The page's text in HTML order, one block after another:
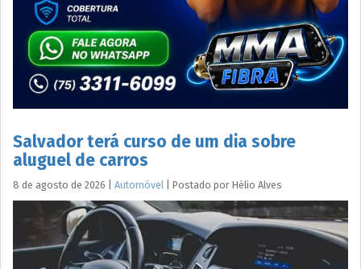
Salvador terá curso de um dia sobre
aluguel de carros
8 de agosto de 2026 Automóvel Postado por Hélio Alves